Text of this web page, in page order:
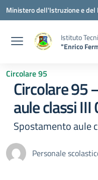
Vai ai contenuti
Vai al menu di navigazione
Vai al footer
Ministero dell'Istruzione e del
Istituto
"Enrico
Circolare 95
Circolare 95
aule classi III
Spostamento aule
Personale